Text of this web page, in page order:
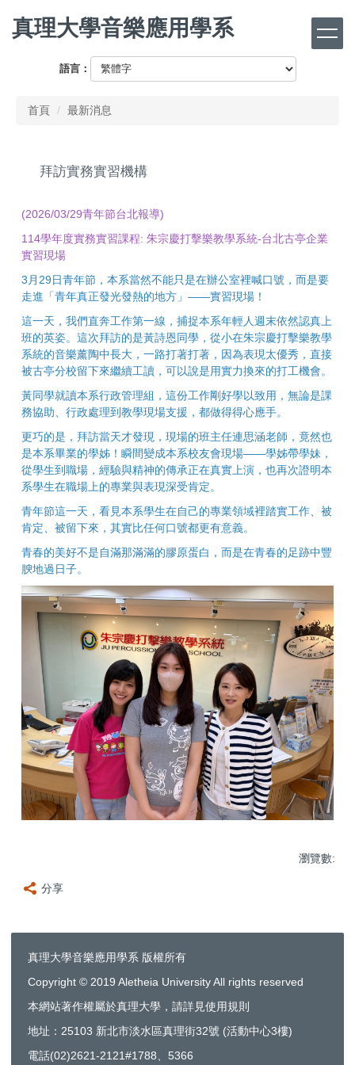
真理大學音樂應用學系
語言：
首頁 最新消息
拜訪實務實習機構
(2026/03/29青年節台北報導)
114學年度實務實習課程: 朱宗慶打擊樂教學系統-台北古亭企業
實習現場
3月29日青年節，本系當然不能只是在辦公室裡喊口號，而是要
走進「青年真正發光發熱的地方」——實習現場！
這一天，我們直奔工作第一線，捕捉本系年輕人週末依然認真上
班的英姿。這次拜訪的是黃詩恩同學，從小在朱宗慶打擊樂教學
系統的音樂薰陶中長大，一路打著打著，因為表現太優秀，直接
被古亭分校留下來繼續工讀，可以說是用實力換來的打工機會。
黃同學就讀本系行政管理組，這份工作剛好學以致用，無論是課
務協助、行政處理到教學現場支援，都做得得心應手。
更巧的是，拜訪當天才發現，現場的班主任連思涵老師，竟然也
是本系畢業的學姊！瞬間變成本系校友會現場——學姊帶學妹，
從學生到職場，經驗與精神的傳承正在真實上演，也再次證明本
系學生在職場上的專業與表現深受肯定。
青年節這一天，看見本系學生在自己的專業領域裡踏實工作、被
肯定、被留下來，其實比任何口號都更有意義。
青春的美好不是自滿那滿滿的膠原蛋白，而是在青春的足跡中豐
腴地過日子。
瀏覽數:
分享
真理大學音樂應用學系 版權所有
Copyright © 2019 Aletheia University All rights reserved
本網站著作權屬於真理大學，請詳見使用規則
地址：25103 新北市淡水區真理街32號 (活動中心3樓)
電話(02)2621-2121#1788、5366